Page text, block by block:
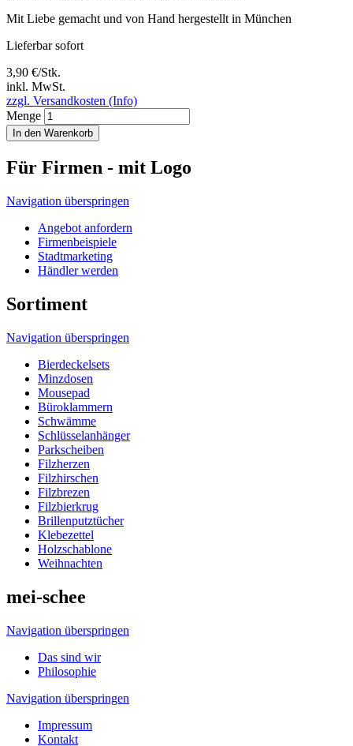
Mit Liebe gemacht und von Hand hergestellt in München
Lieferbar sofort
3,90 €/Stk.
inkl. MwSt.
zzgl. Versandkosten (Info)
Menge
In den Warenkorb
Für Firmen - mit Logo
Navigation überspringen
Angebot anfordern
Firmenbeispiele
Stadtmarketing
Händler werden
Sortiment
Navigation überspringen
Bierdeckelsets
Minzdosen
Mousepad
Büroklammern
Schwämme
Schlüsselanhänger
Parkscheiben
Filzherzen
Filzhirschen
Filzbrezen
Filzbierkrug
Brillenputztücher
Klebezettel
Holzschablone
Weihnachten
mei-schee
Navigation überspringen
Das sind wir
Philosophie
Navigation überspringen
Impressum
Kontakt